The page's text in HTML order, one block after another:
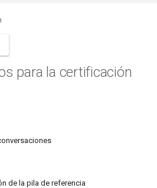
para la certificación
de la pila de referencia